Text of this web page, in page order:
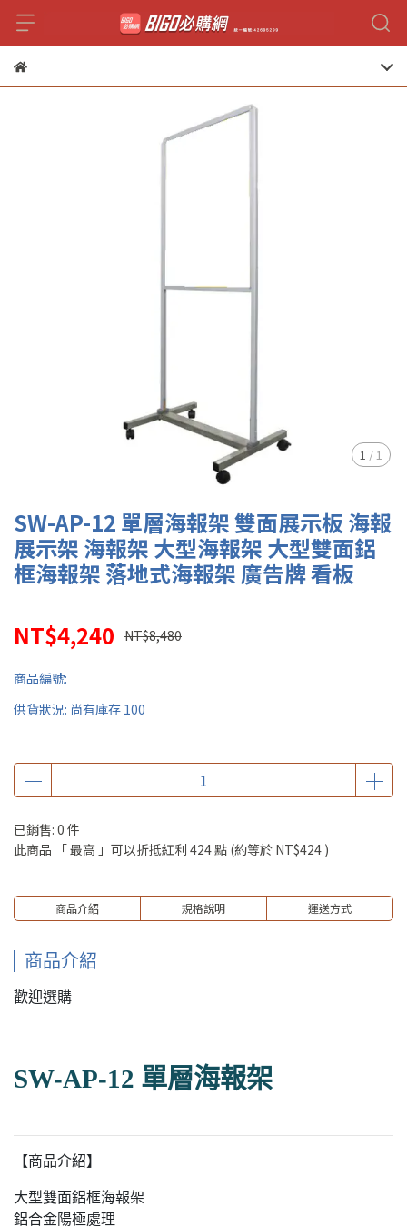
1 / 1
SW-AP-12 單層海報架 雙面展示板 海報
展示架 海報架 大型海報架 大型雙面鋁
框海報架 落地式海報架 廣告牌 看板
NT$4,240 NT$8,480
商品編號:
供貨狀況: 尚有庫存 100
已銷售: 0 件
此商品 「 最高 」可以折抵紅利 424點 (約等於 NT$424 )
商品介紹 規格說明 運送方式
商品介紹
歡迎選購
SW-AP-12 單層海報架
【商品介紹】
大型雙面鋁框海報架
鋁合金陽極處理